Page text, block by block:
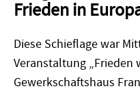
Frieden in
Diese Schieflage war
Veranstaltung „Frieden
Gewerkschaftshaus